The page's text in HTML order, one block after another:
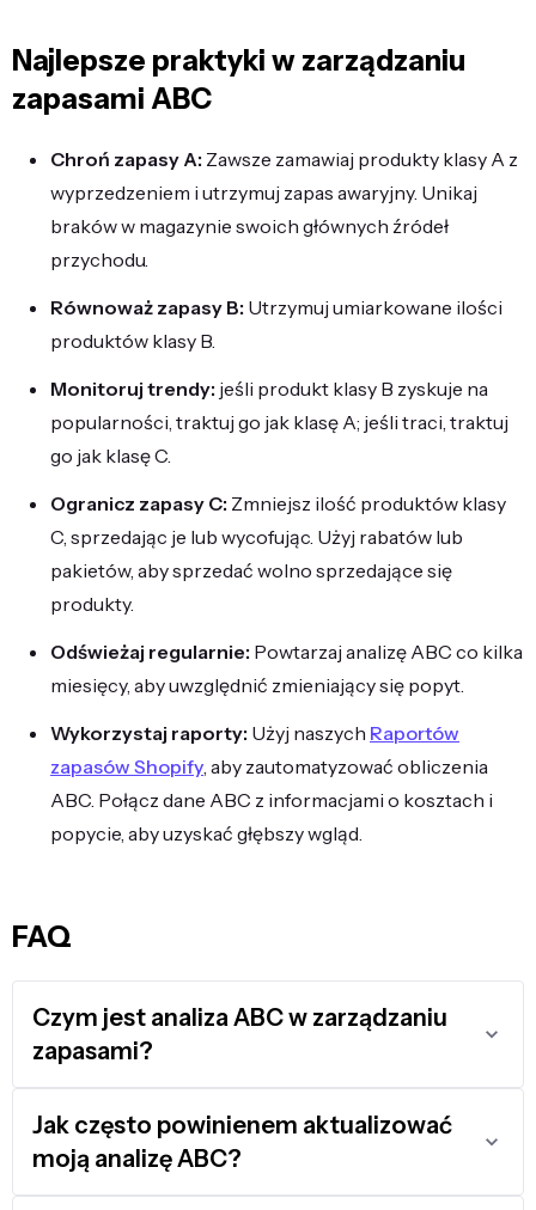
Najlepsze praktyki w zarządzaniu
zapasami ABC
Chroń zapasy A: Zawsze zamawiaj produkty klasy A z
wyprzedzeniem i utrzymuj zapas awaryjny. Unikaj
braków w magazynie swoich głównych źródeł
przychodu.
Równoważ zapasy B: Utrzymuj umiarkowane ilości
produktów klasy B.
Monitoruj trendy: jeśli produkt klasy B zyskuje na
popularności, traktuj go jak klasę A; jeśli traci, traktuj
go jak klasę C.
Ogranicz zapasy C: Zmniejsz ilość produktów klasy
C, sprzedając je lub wycofując. Użyj rabatów lub
pakietów, aby sprzedać wolno sprzedające się
produkty.
Odświeżaj regularnie: Powtarzaj analizę ABC co kilka
miesięcy, aby uwzględnić zmieniający się popyt.
Wykorzystaj raporty: Użyj naszych Raportów
zapasów Shopify , aby zautomatyzować obliczenia
ABC. Połącz dane ABC z informacjami o kosztach i
popycie, aby uzyskać głębszy wgląd.
FAQ
Czym jest analiza ABC w zarządzaniu
zapasami?
Jak często powinienem aktualizować
moją analizę ABC?